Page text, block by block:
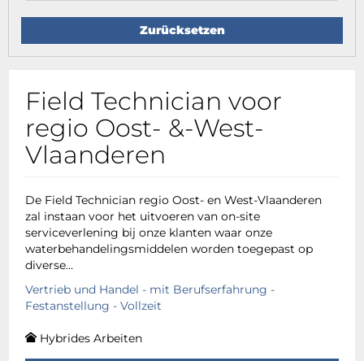
Zurücksetzen
Field Technician voor
regio Oost- &-West-
Vlaanderen
De Field Technician regio Oost- en West-Vlaanderen
zal instaan voor het uitvoeren van on-site
serviceverlening bij onze klanten waar onze
waterbehandelingsmiddelen worden toegepast op
diverse...
Vertrieb und Handel - mit Berufserfahrung -
Festanstellung - Vollzeit
Hybrides Arbeiten